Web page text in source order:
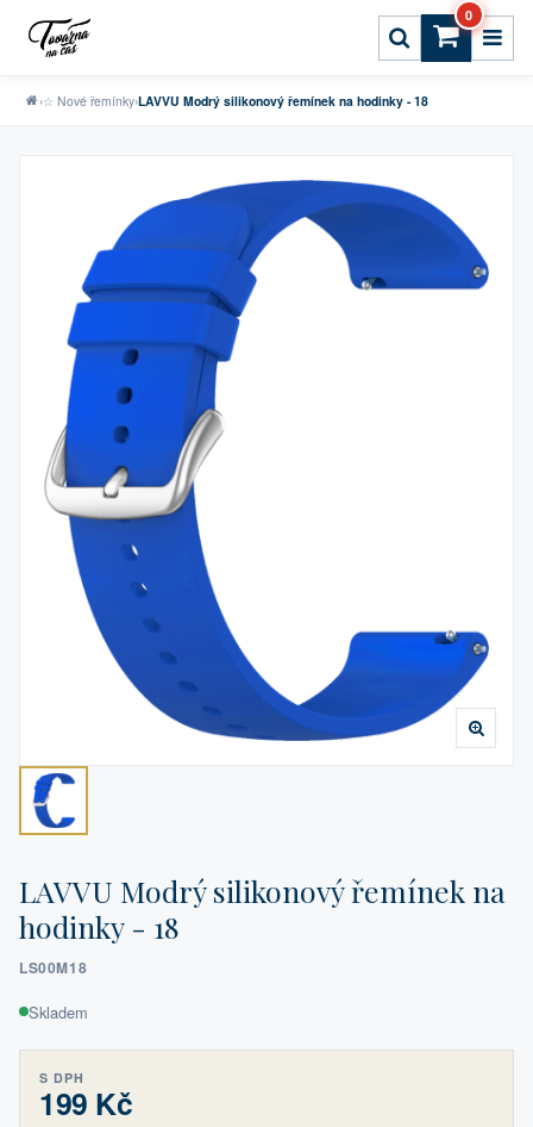
0
›☆ Nové řemínky›LAVVU Modrý silikonový řemínek na hodinky - 18
LAVVU Modrý silikonový řemínek na
hodinky - 18
LS00M18
Skladem
S DPH
199 Kč